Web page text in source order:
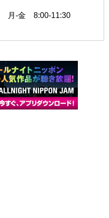
月-金 8:00-11:30